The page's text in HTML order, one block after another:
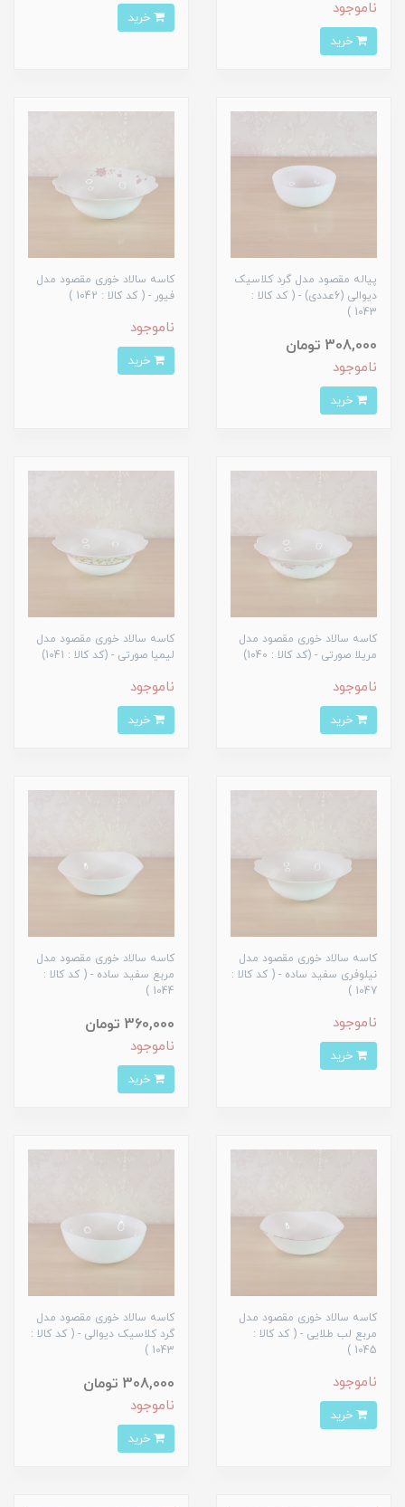
ناموجود
پیاله مقصود مدل گرد کلاسیک
دیوالی (6عددی) - ( کد کالا :
1043 )
308,000 تومان
ناموجود
کاسه سالاد خوری مقصود مدل
فیور - ( کد کالا : 1042 )
ناموجود
کاسه سالاد خوری مقصود مدل
مریلا صورتی - (کد کالا : 1040)
ناموجود
کاسه سالاد خوری مقصود مدل
لیمیا صورتی - (کد کالا : 1041)
ناموجود
کاسه سالاد خوری مقصود مدل
نیلوفری سفید ساده - ( کد کالا :
1047 )
ناموجود
کاسه سالاد خوری مقصود مدل
مربع سفید ساده - ( کد کالا :
1044 )
360,000 تومان
ناموجود
کاسه سالاد خوری مقصود مدل
مربع لب طلایی - ( کد کالا :
1045 )
ناموجود
کاسه سالاد خوری مقصود مدل
گرد کلاسیک دیوالی - ( کد کالا :
1043 )
308,000 تومان
ناموجود